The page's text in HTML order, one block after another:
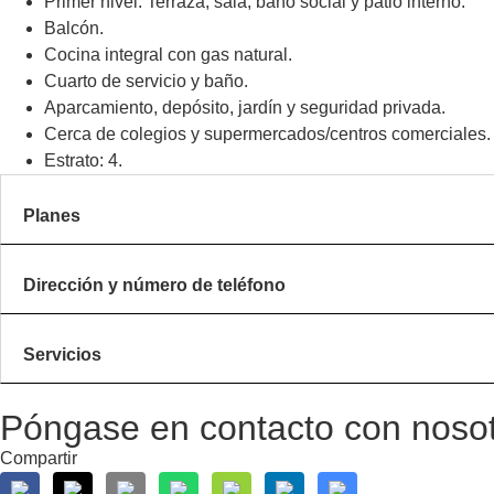
Balcón.
Cocina integral con gas natural.
Cuarto de servicio y baño.
Aparcamiento, depósito, jardín y seguridad privada.
Cerca de colegios y supermercados/centros comerciales.
Estrato: 4.
Planes
Dirección y número de teléfono
Servicios
Póngase en contacto con
Compartir